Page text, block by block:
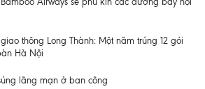
thông Long Thành: Một năm trúng 12 gói
Hà Nội
lãng mạn ở ban công